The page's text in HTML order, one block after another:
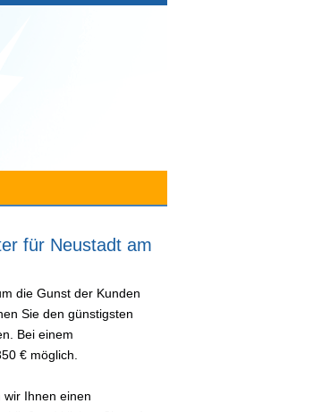
für Neustadt am
die Gunst der Kunden
Sie den günstigsten
Bei einem
€ möglich.
wir Ihnen einen